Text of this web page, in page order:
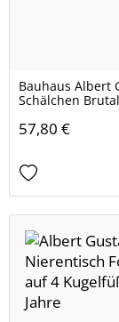
Bauhaus Albert
Schälchen
57,80 €